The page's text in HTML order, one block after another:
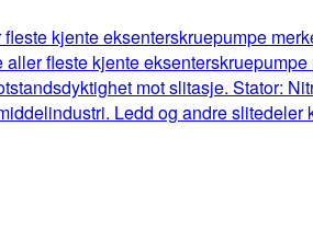
kjente eksenterskruepumpe
fleste kjente
mot slitasje. Stator:
Ledd og andre slitedeler